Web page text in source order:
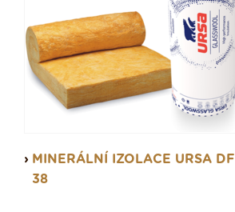
MINERÁLNÍ IZOLACE URSA DF
38